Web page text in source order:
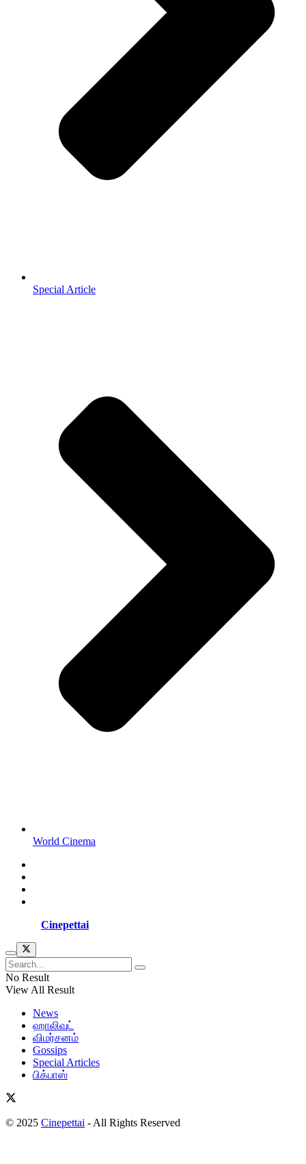
Special Article
World Cinema
Cinepettai
No Result
View All Result
News
ஹாலிவுட்
விமர்சனம்
Gossips
Special Articles
பிக்பாஸ்
© 2025 Cinepettai - All Rights Reserved